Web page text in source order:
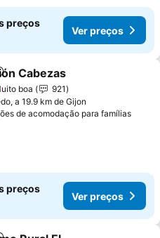
preços
Ver preços
aos favoritos
Cabezas
boa
921
a 19.9 km de Gijon
de acomodação para famíliasVer
preços
Ver preços